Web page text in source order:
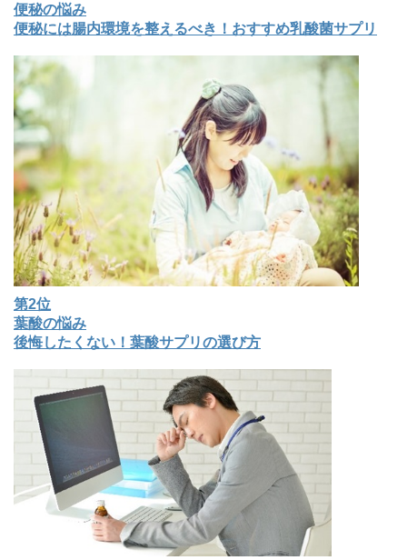
便秘の悩み
便秘には腸内環境を整えるべき！おすすめ乳酸菌サプリ
第2位
葉酸の悩み
後悔したくない！葉酸サプリの選び方